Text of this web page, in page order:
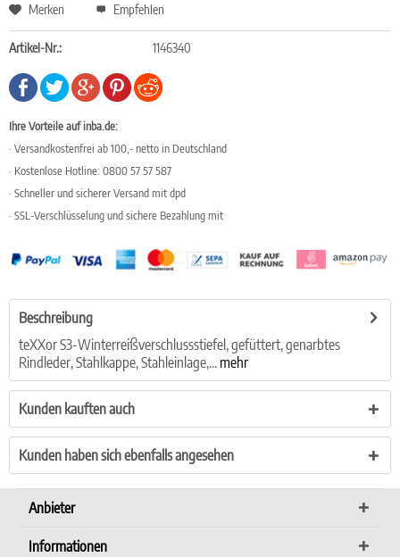
Merken Empfehlen
Artikel-Nr.: 1146340
Ihre Vorteile auf inba.de:
· Versandkostenfrei ab 100,- netto in Deutschland
· Kostenlose Hotline: 0800 57 57 587
· Schneller und sicherer Versand mit dpd
· SSL-Verschlüsselung und sichere Bezahlung mit
Beschreibung
teXXor S3-Winterreißverschlussstiefel, gefüttert, genarbtes
Rindleder, Stahlkappe, Stahleinlage,... mehr
Kunden kauften auch
Kunden haben sich ebenfalls angesehen
Anbieter
Informationen